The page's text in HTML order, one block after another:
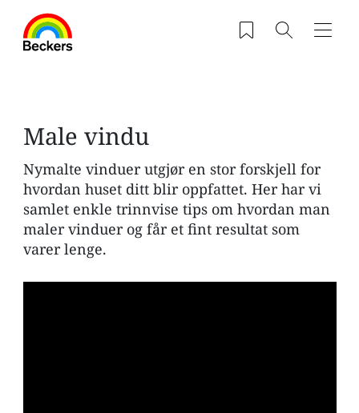
Saved products
Søk
Male vindu
Nymalte vinduer utgjør en stor forskjell for
hvordan huset ditt blir oppfattet. Her har vi
samlet enkle trinnvise tips om hvordan man
maler vinduer og får et fint resultat som
varer lenge.